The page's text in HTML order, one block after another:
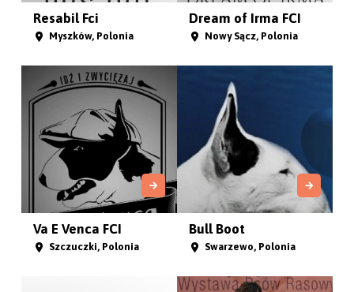
Resabil Fci
Myszków, Polonia
Dream of Irma FCI
Nowy Sącz, Polonia
Va E Venca FCI
Szczuczki, Polonia
Bull Boot
Swarzewo, Polonia